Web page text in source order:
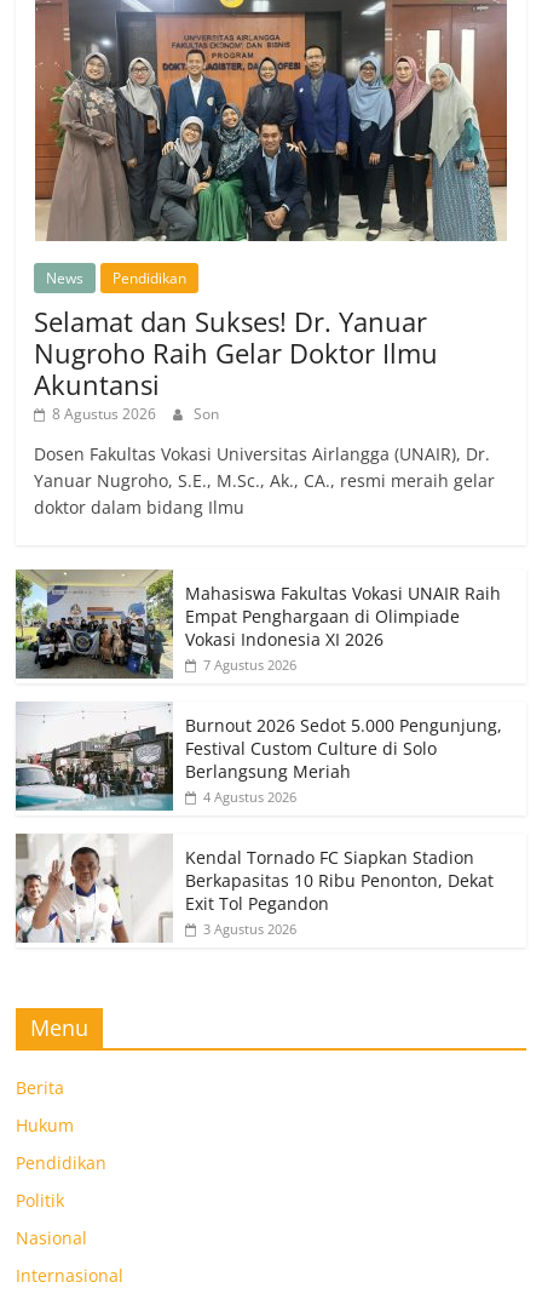
News Pendidikan
Selamat dan Sukses! Dr. Yanuar
Nugroho Raih Gelar Doktor Ilmu
Akuntansi
8 Agustus 2026 Son
Dosen Fakultas Vokasi Universitas Airlangga (UNAIR), Dr.
Yanuar Nugroho, S.E., M.Sc., Ak., CA., resmi meraih gelar
doktor dalam bidang Ilmu
Mahasiswa Fakultas Vokasi UNAIR Raih
Empat Penghargaan di Olimpiade
Vokasi Indonesia XI 2026
7 Agustus 2026
Burnout 2026 Sedot 5.000 Pengunjung,
Festival Custom Culture di Solo
Berlangsung Meriah
4 Agustus 2026
Kendal Tornado FC Siapkan Stadion
Berkapasitas 10 Ribu Penonton, Dekat
Exit Tol Pegandon
3 Agustus 2026
Menu
Berita
Hukum
Pendidikan
Politik
Nasional
Internasional